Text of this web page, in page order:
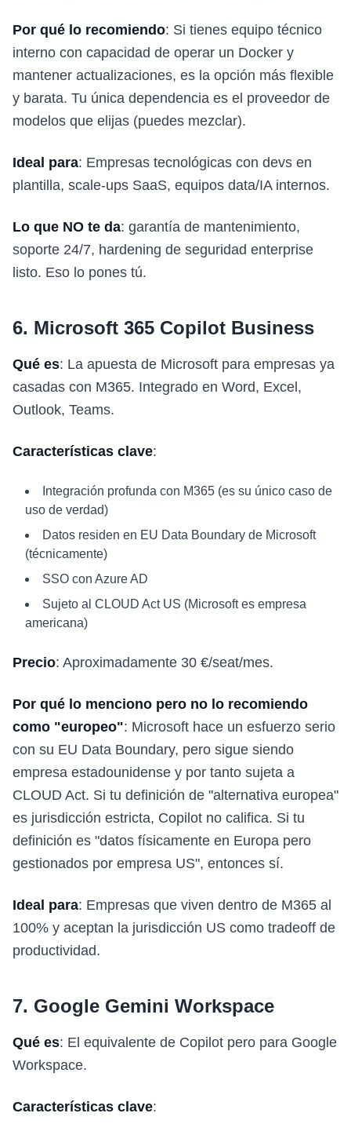
Por qué lo recomiendo: Si tienes equipo técnico
interno con capacidad de operar un Docker y
mantener actualizaciones, es la opción más flexible
y barata. Tu única dependencia es el proveedor de
modelos que elijas (puedes mezclar).
Ideal para: Empresas tecnológicas con devs en
plantilla, scale-ups SaaS, equipos data/IA internos.
Lo que NO te da: garantía de mantenimiento,
soporte 24/7, hardening de seguridad enterprise
listo. Eso lo pones tú.
6. Microsoft 365 Copilot Business
Qué es: La apuesta de Microsoft para empresas ya
casadas con M365. Integrado en Word, Excel,
Outlook, Teams.
Características clave:
Integración profunda con M365 (es su único caso de
uso de verdad)
Datos residen en EU Data Boundary de Microsoft
(técnicamente)
SSO con Azure AD
Sujeto al CLOUD Act US (Microsoft es empresa
americana)
Precio: Aproximadamente 30 €/seat/mes.
Por qué lo menciono pero no lo recomiendo
como "europeo": Microsoft hace un esfuerzo serio
con su EU Data Boundary, pero sigue siendo
empresa estadounidense y por tanto sujeta a
CLOUD Act. Si tu definición de "alternativa europea"
es jurisdicción estricta, Copilot no califica. Si tu
definición es "datos físicamente en Europa pero
gestionados por empresa US", entonces sí.
Ideal para: Empresas que viven dentro de M365 al
100% y aceptan la jurisdicción US como tradeoff de
productividad.
7. Google Gemini Workspace
Qué es: El equivalente de Copilot pero para Google
Workspace.
Características clave: